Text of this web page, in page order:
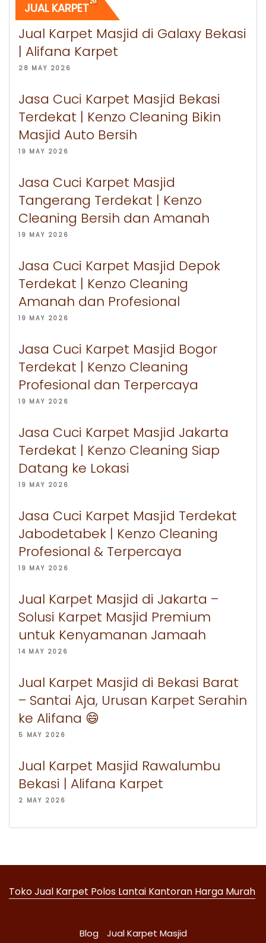
JUAL KARPET
Jual Karpet Masjid di Galaxy Bekasi
| Alifana Karpet
28 MAY 2026
Jasa Cuci Karpet Masjid Bekasi
Terdekat | Kenzo Cleaning Bikin
Masjid Auto Bersih
19 MAY 2026
Jasa Cuci Karpet Masjid
Tangerang Terdekat | Kenzo
Cleaning Bersih dan Amanah
19 MAY 2026
Jasa Cuci Karpet Masjid Depok
Terdekat | Kenzo Cleaning
Amanah dan Profesional
19 MAY 2026
Jasa Cuci Karpet Masjid Bogor
Terdekat | Kenzo Cleaning
Profesional dan Terpercaya
19 MAY 2026
Jasa Cuci Karpet Masjid Jakarta
Terdekat | Kenzo Cleaning Siap
Datang ke Lokasi
19 MAY 2026
Jasa Cuci Karpet Masjid Terdekat
Jabodetabek | Kenzo Cleaning
Profesional & Terpercaya
19 MAY 2026
Jual Karpet Masjid di Jakarta –
Solusi Karpet Masjid Premium
untuk Kenyamanan Jamaah
14 MAY 2026
Jual Karpet Masjid di Bekasi Barat
– Santai Aja, Urusan Karpet Serahin
ke Alifana 😄
5 MAY 2026
Jual Karpet Masjid Rawalumbu
Bekasi | Alifana Karpet
2 MAY 2026
Toko Jual Karpet Polos Lantai Kantoran Harga Murah
Blog Jual Karpet Masjid